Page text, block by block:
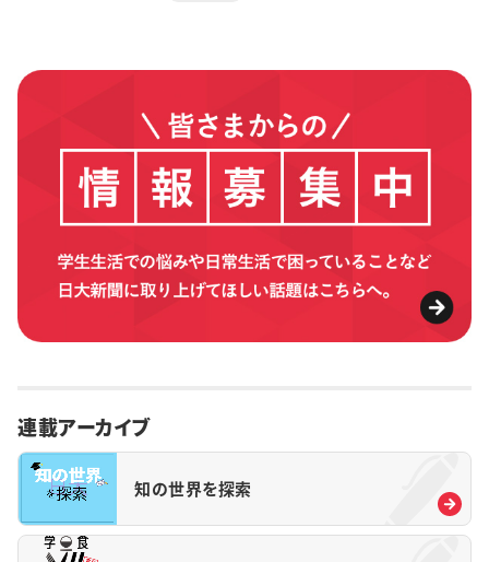
連載アーカイブ
知の世界を探索